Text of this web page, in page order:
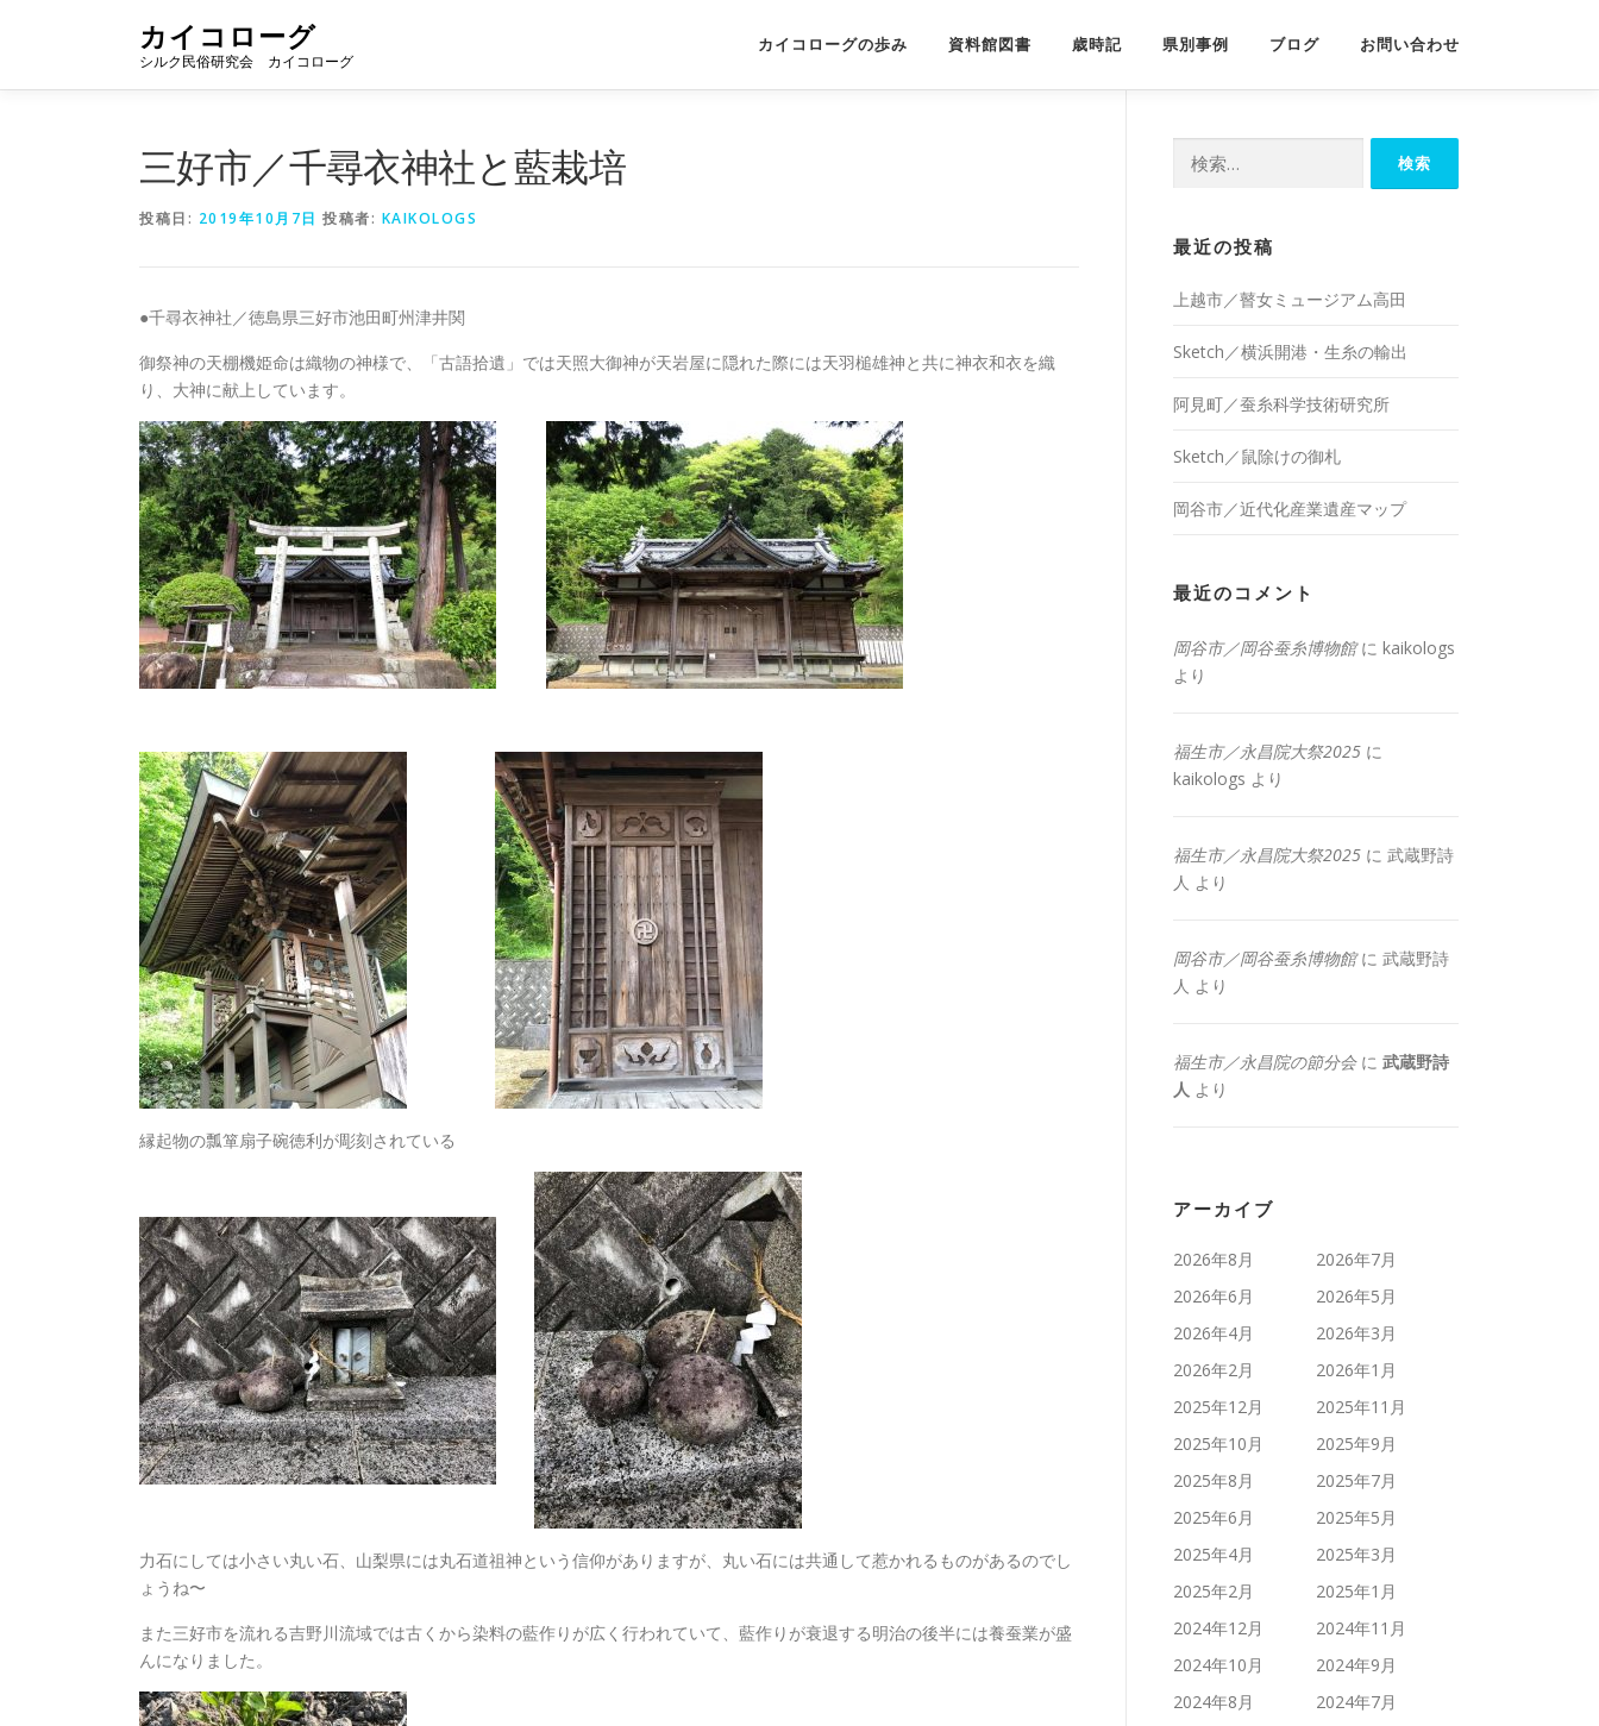
ン
カイコローグ
シルク民俗研究会 カイコローグ
カイコローグの歩み 資料館図書 歳時記 県別事例 ブログ お問い合わせ
三好市／千尋衣神社と藍栽培
投稿日: 2019年10月7日 投稿者: KAIKOLOGS
●千尋衣神社／徳島県三好市池田町州津井関
御祭神の天棚機姫命は織物の神様で、「古語拾遺」では天照大御神が天岩屋に隠れた際には天羽槌雄神と共に神衣和衣を織
り、大神に献上しています。
縁起物の瓢箪扇子碗徳利が彫刻されている
力石にしては小さい丸い石、山梨県には丸石道祖神という信仰がありますが、丸い石には共通して惹かれるものがあるのでし
ょうね〜
また三好市を流れる吉野川流域では古くから染料の藍作りが広く行われていて、藍作りが衰退する明治の後半には養蚕業が盛
んになりました。
最近の投稿
上越市／瞽女ミュージアム高田
Sketch／横浜開港・生糸の輸出
阿見町／蚕糸科学技術研究所
Sketch／鼠除けの御札
岡谷市／近代化産業遺産マップ
最近のコメント
岡谷市／岡谷蚕糸博物館に kaikologs
より
福生市／永昌院大祭2025 に
kaikologs より
福生市／永昌院大祭2025 に 武蔵野詩
人 より
岡谷市／岡谷蚕糸博物館に 武蔵野詩
人 より
福生市／永昌院の節分会に 武蔵野詩
人 より
アーカイブ
2026年8月
2026年7月
2026年6月
2026年5月
2026年4月
2026年3月
2026年2月
2026年1月
2025年12月
2025年11月
2025年10月
2025年9月
2025年8月
2025年7月
2025年6月
2025年5月
2025年4月
2025年3月
2025年2月
2025年1月
2024年12月
2024年11月
2024年10月
2024年9月
2024年8月
2024年7月